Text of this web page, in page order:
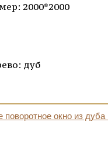
2000*2000
дуб
поворотное окно из дуба